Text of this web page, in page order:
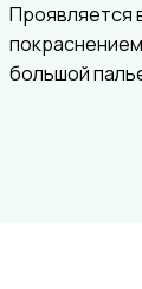
Проявляется
большой